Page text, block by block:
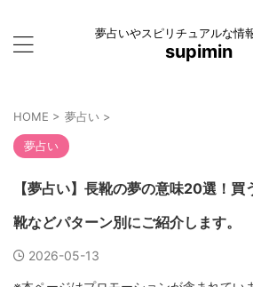
夢占いやスピリチュアルな情
supimin
HOME > 夢占い >
夢占い
【夢占い】長靴の夢の意味20選！買
靴などパターン別にご紹介します。
2026-05-13